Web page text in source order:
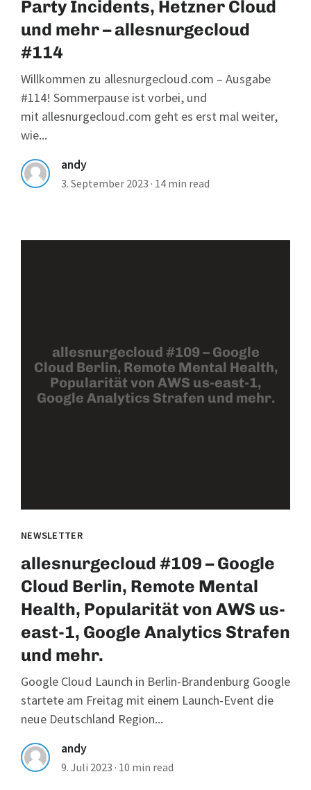
Party Incidents, Hetzner Cloud
und mehr – allesnurgecloud
#114
Willkommen zu allesnurgecloud.com – Ausgabe
#114! Sommerpause ist vorbei, und
mit allesnurgecloud.com geht es erst mal weiter,
wie...
andy
3. September 2023 · 14 min read
allesnurgecloud #109 – Google
Cloud Berlin, Remote Mental Health,
Popularität von AWS us-east-1,
Google Analytics Strafen und mehr.
NEWSLETTER
allesnurgecloud #109 – Google
Cloud Berlin, Remote Mental
Health, Popularität von AWS us-
east-1, Google Analytics Strafen
und mehr.
Google Cloud Launch in Berlin-Brandenburg Google
startete am Freitag mit einem Launch-Event die
neue Deutschland Region...
andy
9. Juli 2023 · 10 min read